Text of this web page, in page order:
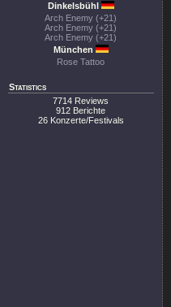
Dinkelsbühl
Arch Enemy (+21)
Arch Enemy (+21)
Arch Enemy (+21)
München
Rose Tattoo
Statistics
7714 Reviews
912 Berichte
26 Konzerte/Festivals